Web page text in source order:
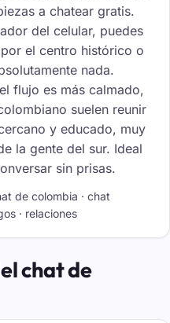
a chatear gratis.
del celular, puedes
el centro histórico o
nada.
flujo es más calmado,
suelen reunir
y educado, muy
la gente del sur. Ideal
sin prisas.
de colombia · chat
· relaciones
chat de